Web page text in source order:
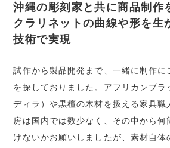
沖縄の彫刻家と共に商品制作
クラリネットの曲線や形を生
技術で実現
試作から製品開発まで、一緒に制作に
を探しておりました。アフリカンブラ
ディラ）や黒檀の木材を扱える家具職
房は国内では数少なく、その中から何
けないかお願いしましたが、素材自体